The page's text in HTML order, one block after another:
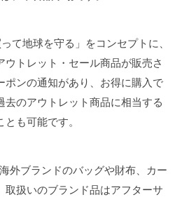
て地球を守る」をコンセプトに、
ウトレット・セール商品が販売さ
ポンの通知があり、お得に購入で
去のアウトレット商品に相当する
も可能です。
外ブランドのバッグや財布、カー
取扱いのブランド品はアフターサ